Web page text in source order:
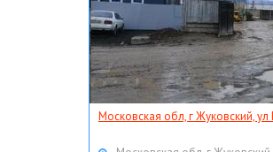
Московская обл, г Жуковский,